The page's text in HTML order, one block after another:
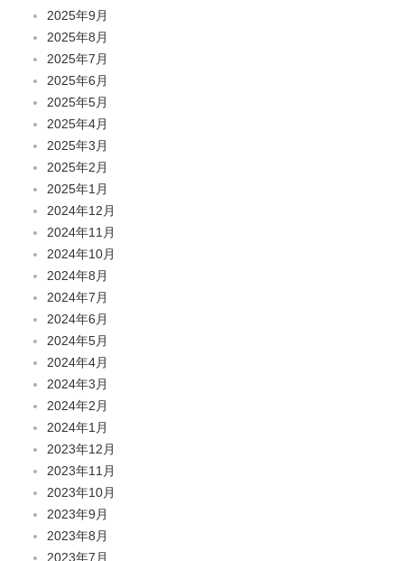
2025年9月
2025年8月
2025年7月
2025年6月
2025年5月
2025年4月
2025年3月
2025年2月
2025年1月
2024年12月
2024年11月
2024年10月
2024年8月
2024年7月
2024年6月
2024年5月
2024年4月
2024年3月
2024年2月
2024年1月
2023年12月
2023年11月
2023年10月
2023年9月
2023年8月
2023年7月